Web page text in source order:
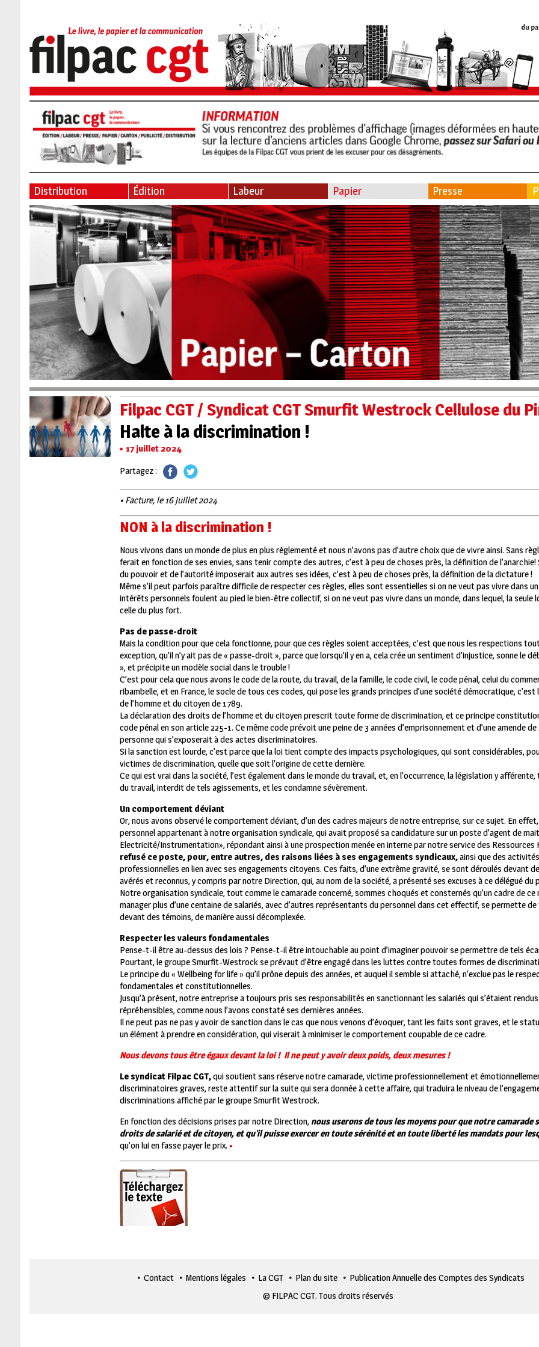
Distribution Édition Labeur Papier Presse
Filpac CGT / Syndicat CGT Smurfit Westrock Cellulose du
Halte à la discrimination !
17 juillet 2024
Partagez :
• Facture, le 16 juillet 2024
NON à la discrimination !
Nous vivons dans un monde de plus en plus réglementé et nous n’avons pas d’autre choix que de vivre ainsi. Sans
ferait en fonction de ses envies, sans tenir compte des autres, c’est à peu de choses près, la définition de
du pouvoir et de l’autorité imposerait aux autres ses idées, c’est à peu de choses près, la définition de la dictature !
Même s’il peut parfois paraître difficile de respecter ces règles, elles sont essentielles si on ne veut pas vivre dans
intérêts personnels foulent au pied le bien-être collectif, si on ne veut pas vivre dans un monde, dans lequel, la seule
celle du plus fort.
Pas de passe-droit
Mais la condition pour que cela fonctionne, pour que ces règles soient acceptées, c’est que nous les respections
exception, qu’il n’y ait pas de « passe-droit », parce que lorsqu’il y en a, cela crée un sentiment d’injustice, sonne le
», et précipite un modèle social dans le trouble !
C’est pour cela que nous avons le code de la route, du travail, de la famille, le code civil, le code pénal, celui du
ribambelle, et en France, le socle de tous ces codes, qui pose les grands principes d’une société démocratique,
de l’homme et du citoyen de 1789.
La déclaration des droits de l’homme et du citoyen prescrit toute forme de discrimination, et ce principe
code pénal en son article 225-1. Ce même code prévoit une peine de 3 années d’emprisonnement et d’une amende
personne qui s’exposerait à des actes discriminatoires.
Si la sanction est lourde, c’est parce que la loi tient compte des impacts psychologiques, qui sont considérables,
victimes de discrimination, quelle que soit l’origine de cette dernière.
Ce qui est vrai dans la société, l’est également dans le monde du travail, et, en l’occurrence, la législationy afférente,
du travail, interdit de tels agissements, et les condamne sévèrement.
Un comportement déviant
Or, nous avons observé le comportement déviant, d’un des cadres majeurs de notre entreprise, sur ce sujet. En
personnel appartenant à notre organisation syndicale, qui avait proposé sa candidature sur un poste d’agent de
Electricité/Instrumentation», répondant ainsi à une prospection menée en interne par notre service des Ressources
refusé ce poste, pour, entre autres, des raisons liées à ses engagements syndicaux,ainsi que des
professionnelles en lien avec ses engagements citoyens. Ces faits, d’une extrême gravité, se sont déroulés devant
avérés et reconnus, y compris par notre Direction, qui, au nom de la société, a présenté ses excuses à ce délégué du
Notre organisation syndicale, tout comme le camarade concerné, sommes choqués et consternés qu’un cadre de ce
manager plus d’une centaine de salariés, avec d’autres représentants du personnel dans cet effectif, se permette
devant des témoins, de manière aussi décomplexée.
Respecter les valeurs fondamentales
Pense-t-il être au-dessus des lois ? Pense-t-il être intouchable au point d’imaginer pouvoir se permettre de tels
Pourtant, le groupe Smurfit-Westrock se prévaut d’être engagé dans les luttes contre toutes formes de
Le principe du « Wellbeing for life » qu’il prône depuis des années, et auquel il semble si attaché, n’exclue pas le
fondamentales et constitutionnelles.
Jusqu’à présent, notre entreprise a toujours pris ses responsabilités en sanctionnant les salariés qui s’étaient
répréhensibles, comme nous l’avons constaté ses dernières années.
Il ne peut pas ne pas y avoir de sanction dans le cas que nous venons d’évoquer, tant les faits sont graves, et le
un élément à prendre en considération, qui viserait à minimiser le comportement coupable de ce cadre.
Nous devons tous être égaux devant la loi ! Il ne peut y avoir deux poids, deux mesures !
Le syndicat Filpac CGT,qui soutient sans réserve notre camarade, victime professionnellement et
discriminatoires graves, reste attentif sur la suite qui sera donnée à cette affaire, qui traduira le niveau de
discriminations affiché par le groupe Smurfit Westrock.
En fonction des décisions prises par notre Direction, nous userons de tous les moyens pour que notre camarade
droits de salarié et de citoyen, et qu’il puisse exercer en toute sérénité et en toute liberté les mandats pour
qu’on lui en fasse payer le prix. •
Contact Mentions légales La CGT Plan du site
Publication Annuelle des Comptes des Syndicats
© FILPAC CGT. Tous droits réservés